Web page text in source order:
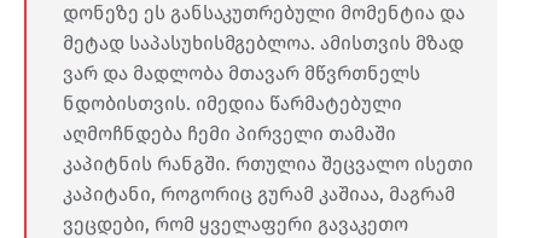
დონეზე ეს განსაკუთრებული მომენტია და
მეტად საპასუხისმგებლოა. ამისთვის მზად
ვარ და მადლობა მთავარ მწვრთნელს
ნდობისთვის. იმედია წარმატებული
აღმოჩნდება ჩემი პირველი თამაში
კაპიტნის რანგში. რთულია შეცვალო ისეთი
კაპიტანი, როგორიც გურამ კაშიაა, მაგრამ
ვეცდები, რომ ყველაფერი გავაკეთო